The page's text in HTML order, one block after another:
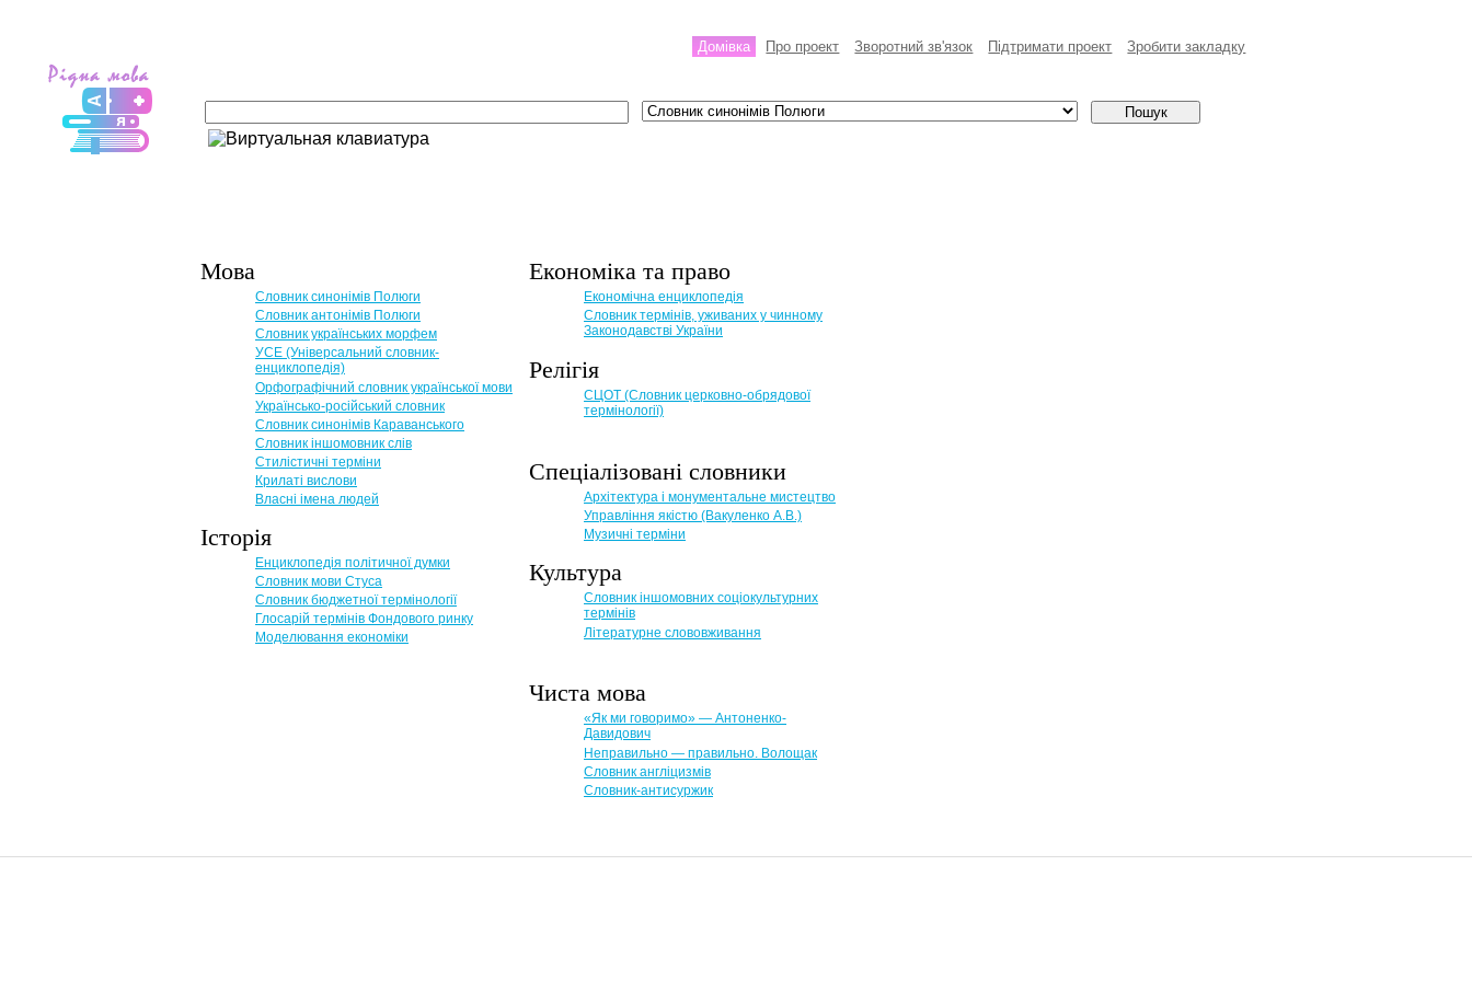
Домівка Про проект Зворотний зв'язок Пiдтримати проект Зробити закладку
Мова
Словник синонімів Полюги
Словник антонімів Полюги
Словник українських морфем
УСЕ (Універсальний словник-
енциклопедія)
Орфографічний словник української мови
Українсько-російський словник
Словник синонімів Караванського
Словник іншомовник слів
Стилістичні терміни
Крилаті вислови
Власні імена людей
Історія
Енциклопедія політичної думки
Словник мови Стуса
Словник бюджетної термінології
Глосарій термінів Фондового ринку
Моделювання економіки
Економіка та право
Eкономічна енциклопедія
Словник термінів, уживаних у чинному
Законодавстві України
Релігія
СЦОТ (Словник церковно-обрядової
термінології)
Спеціалізовані словники
Архітектура і монументальне мистецтво
Управління якістю (Вакуленко А.В.)
Музичні терміни
Культура
Словник іншомовних соціокультурних
термінів
Літературне слововживання
Чиста мова
«Як ми говоримо» — Антоненко-
Давидович
Неправильно — правильно. Волощак
Словник англіцизмів
Словник-антисуржик